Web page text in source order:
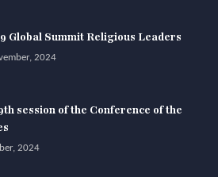
Global Summit Religious Leaders
2024
session of the Conference of the
2024